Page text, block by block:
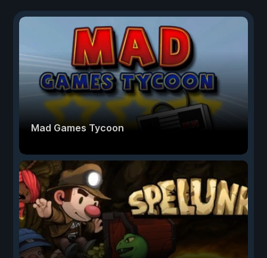
Mad Games Tycoon